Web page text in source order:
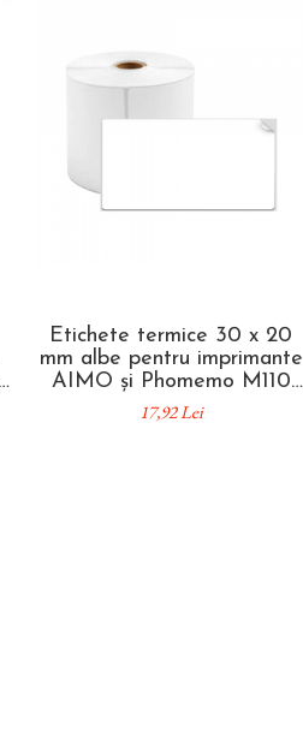
Etichete termice 30 x 20
mm albe pentru imprimante
AIMO și Phomemo M110
M200 M220
17,92 Lei